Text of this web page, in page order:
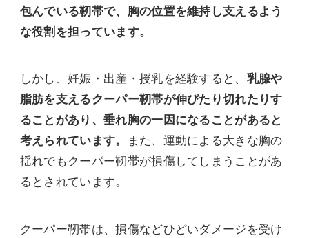
包んでいる靭帯で、胸の位置を維持し支えるよう
な役割を担っています。
しかし、妊娠・出産・授乳を経験すると、 乳腺や
脂肪を支えるクーパー靭帯が伸びたり切れたりす
ることがあり、垂れ胸の一因になることがあると
考えられています。
また、運動による大きな胸の
揺れでもクーパー靭帯が損傷してしまうことがあ
るとされています。
クーパー靭帯は、損傷などひどいダメージを受け